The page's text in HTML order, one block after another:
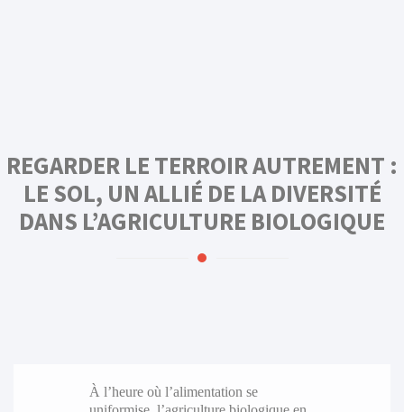
REGARDER LE TERROIR AUTREMENT :
LE SOL, UN ALLIÉ DE LA DIVERSITÉ
DANS L’AGRICULTURE BIOLOGIQUE
À l’heure où l’alimentation se